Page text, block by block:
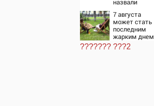
назвали
именами?
7 августа
может стать
последним
жарким днем
этого лета в
Москве -
??????? ???2